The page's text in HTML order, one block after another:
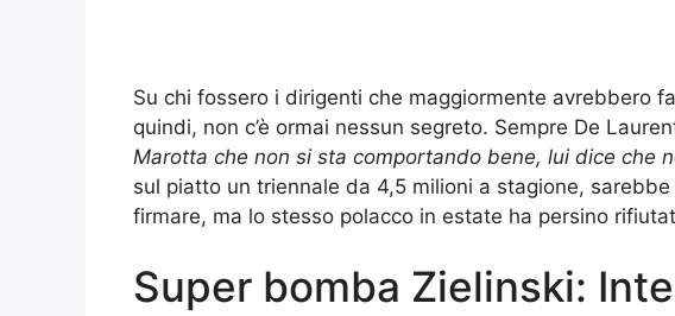
Su chi fossero i dirigenti che maggiormente avrebbero
quindi, non c’è ormai nessun segreto. Sempre De
Marotta che non si sta comportando bene, lui dice che
sul piatto un triennale da 4,5 milioni a stagione,
firmare, ma lo stesso polacco in estate ha persino
Super bomba Zielinski: